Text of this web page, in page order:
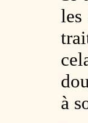
les
à